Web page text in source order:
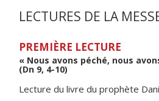
LECTURES DE LA
PREMIÈRE LECTURE
« Nous avons péché, nous
(Dn 9, 4-10)
Lecture du livre du prophète